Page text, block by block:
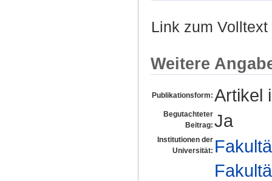
Link zum
Weitere
Publikationsform: Artikel
Begutachteter
Beitrag: Ja
Institutionen der
Universität: